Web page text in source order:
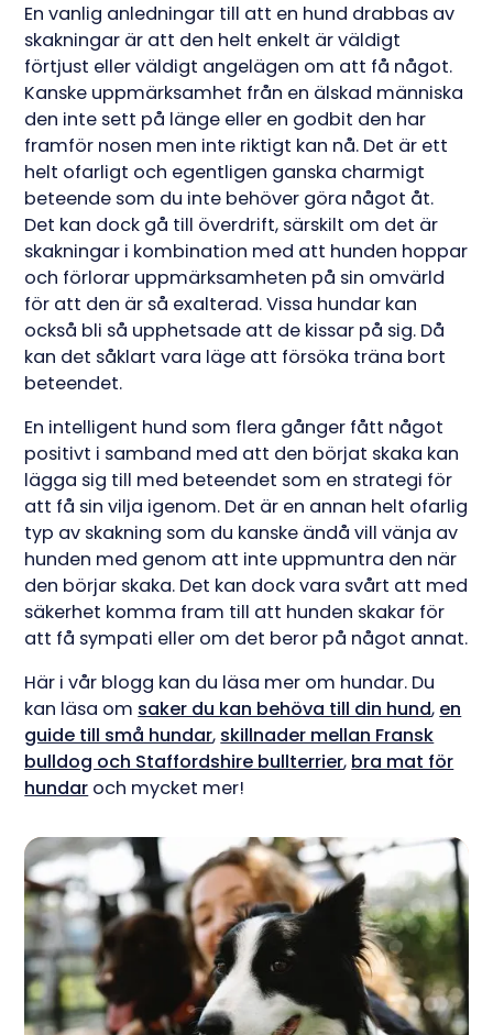
En vanlig anledningar till att en hund drabbas av
skakningar är att den helt enkelt är väldigt
förtjust eller väldigt angelägen om att få något.
Kanske uppmärksamhet från en älskad människa
den inte sett på länge eller en godbit den har
framför nosen men inte riktigt kan nå. Det är ett
helt ofarligt och egentligen ganska charmigt
beteende som du inte behöver göra något åt.
Det kan dock gå till överdrift, särskilt om det är
skakningar i kombination med att hunden hoppar
och förlorar uppmärksamheten på sin omvärld
för att den är så exalterad. Vissa hundar kan
också bli så upphetsade att de kissar på sig. Då
kan det såklart vara läge att försöka träna bort
beteendet.
En intelligent hund som flera gånger fått något
positivt i samband med att den börjat skaka kan
lägga sig till med beteendet som en strategi för
att få sin vilja igenom. Det är en annan helt ofarlig
typ av skakning som du kanske ändå vill vänja av
hunden med genom att inte uppmuntra den när
den börjar skaka. Det kan dock vara svårt att med
säkerhet komma fram till att hunden skakar för
att få sympati eller om det beror på något annat.
Här i vår blogg kan du läsa mer om hundar. Du
kan läsa om saker du kan behöva till din hund, en
guide till små hundar, skillnader mellan Fransk
bulldog och Staffordshire bullterrier, bra mat för
hundar och mycket mer!